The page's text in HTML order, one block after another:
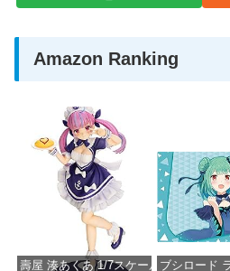
Amazon Ranking
壽屋 湊あくあ 1/7スケール PVC製 塗
ブシロード